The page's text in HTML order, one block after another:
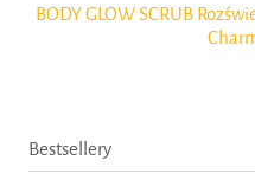
BODY GLOW SCRUB
Bestsellery